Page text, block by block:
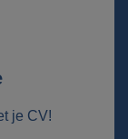
je CV!